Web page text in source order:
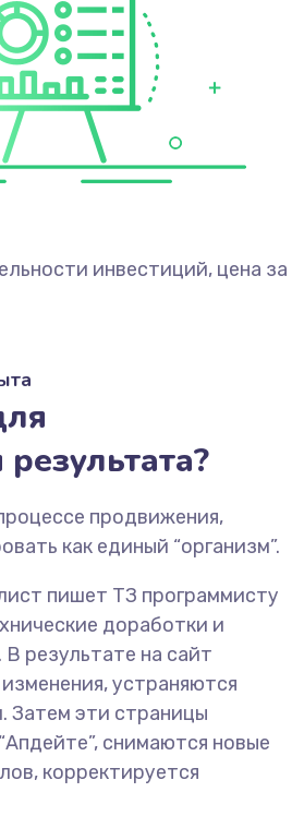
инвестиций, цена за
продвижения,
как единый “организм”.
пишет ТЗ программисту
доработки и
результате на сайт
устраняются
Затем эти страницы
снимаются новые
корректируется